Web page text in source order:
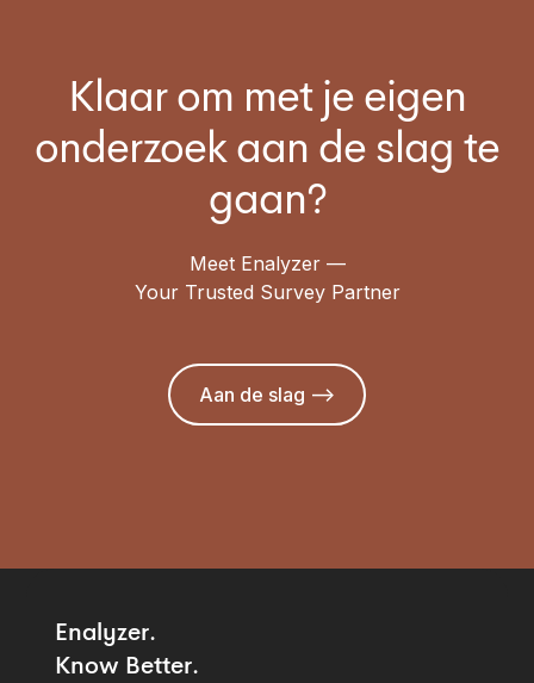
Klaar om met je eigen
onderzoek aan de slag te
gaan?
Meet Enalyzer —
Your Trusted Survey Partner
Aan de slag —>
Enalyzer.
Know Better.